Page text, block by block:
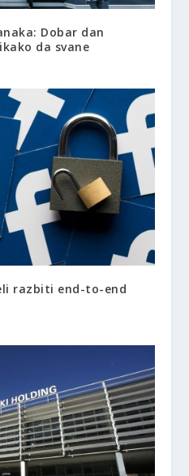
Dobar dan
da svane
razbiti end-to-end